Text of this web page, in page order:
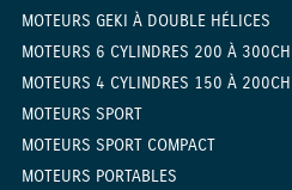
MOTEURS GEKI À DOUBLE HÉLICES
MOTEURS 6 CYLINDRES 200 À 300CH
MOTEURS 4 CYLINDRES 150 À 200CH
MOTEURS SPORT
MOTEURS SPORT COMPACT
MOTEURS PORTABLES